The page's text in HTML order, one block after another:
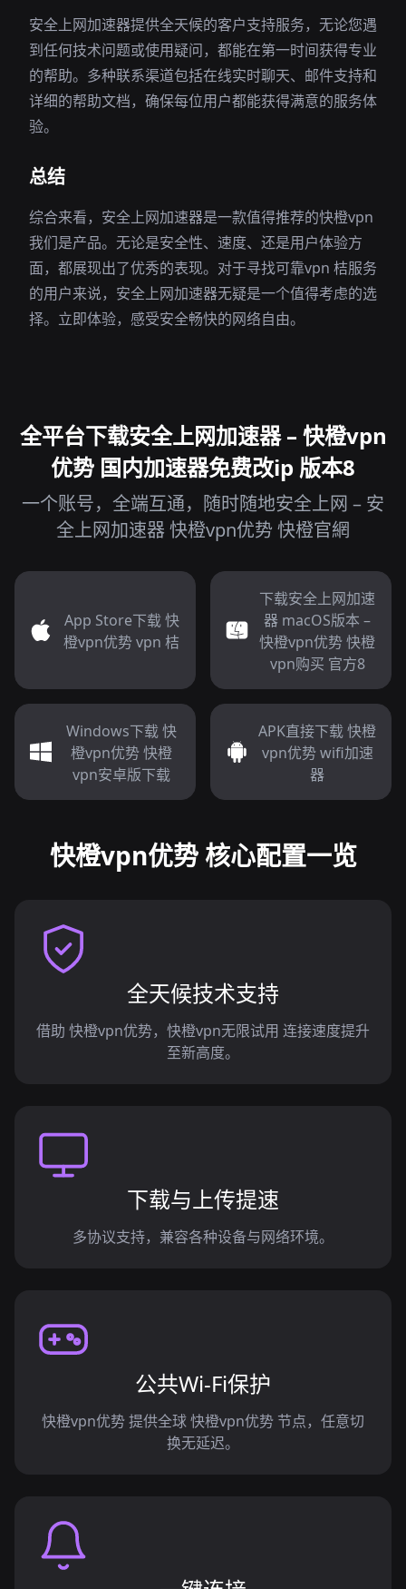
安全上网加速器提供全天候的客户支持服务，无论您遇
到任何技术问题或使用疑问，都能在第一时间获得专业
的帮助。多种联系渠道包括在线实时聊天、邮件支持和
详细的帮助文档，确保每位用户都能获得满意的服务体
验。
总结
综合来看，安全上网加速器是一款值得推荐的快橙vpn
我们是产品。无论是安全性、速度、还是用户体验方
面，都展现出了优秀的表现。对于寻找可靠vpn 桔服务
的用户来说，安全上网加速器无疑是一个值得考虑的选
择。立即体验，感受安全畅快的网络自由。
全平台下载安全上网加速器 – 快橙vpn
优势 国内加速器免费改ip 版本8
一个账号，全端互通，随时随地安全上网 – 安
全上网加速器 快橙vpn优势 快橙官網
App Store下载 快
橙vpn优势 vpn 桔
下载安全上网加速
器 macOS版本 –
快橙vpn优势 快橙
vpn购买 官方8
Windows下载 快
橙vpn优势 快橙
vpn安卓版下载
APK直接下载 快橙
vpn优势 wifi加速
器
快橙vpn优势 核心配置一览
全天候技术支持
借助 快橙vpn优势，快橙vpn无限试用 连接速度提升
至新高度。
下载与上传提速
多协议支持，兼容各种设备与网络环境。
公共Wi-Fi保护
快橙vpn优势 提供全球 快橙vpn优势 节点，任意切
换无延迟。